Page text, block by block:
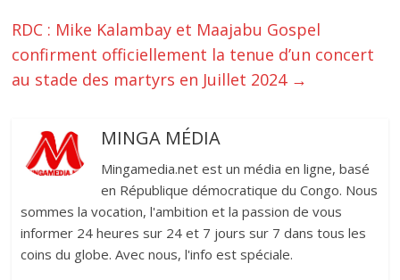
RDC : Mike Kalambay et Maajabu Gospel
confirment officiellement la tenue d’un concert
au stade des martyrs en Juillet 2024 →
MINGA MÉDIA
Mingamedia.net est un média en ligne, basé
en République démocratique du Congo. Nous
sommes la vocation, l'ambition et la passion de vous
informer 24 heures sur 24 et 7 jours sur 7 dans tous les
coins du globe. Avec nous, l'info est spéciale.